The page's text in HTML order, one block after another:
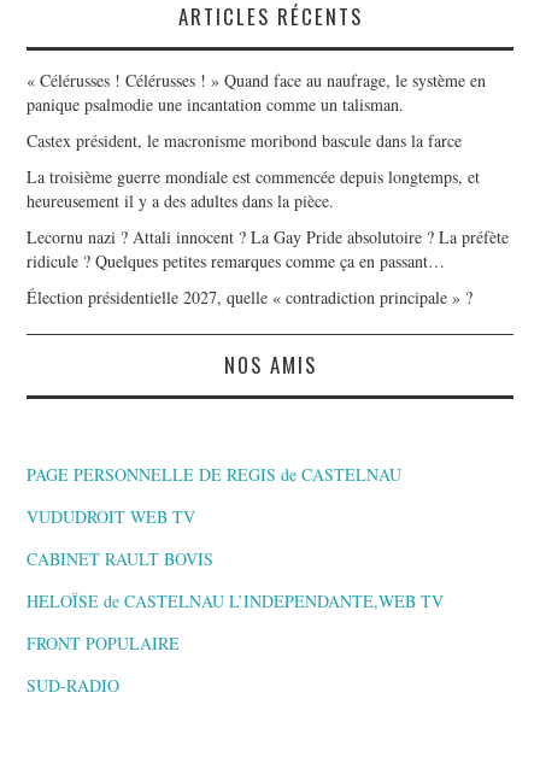
ARTICLES RÉCENTS
« Célérusses ! Célérusses ! » Quand face au naufrage, le système en
panique psalmodie une incantation comme un talisman.
Castex président, le macronisme moribond bascule dans la farce
La troisième guerre mondiale est commencée depuis longtemps, et
heureusement il y a des adultes dans la pièce.
Lecornu nazi ? Attali innocent ? La Gay Pride absolutoire ? La préfète
ridicule ? Quelques petites remarques comme ça en passant…
Élection présidentielle 2027, quelle « contradiction principale » ?
NOS AMIS
PAGE PERSONNELLE DE REGIS de CASTELNAU
VUDUDROIT WEB TV
CABINET RAULT BOVIS
HELOÏSE de CASTELNAU L’INDEPENDANTE,WEB TV
FRONT POPULAIRE
SUD-RADIO